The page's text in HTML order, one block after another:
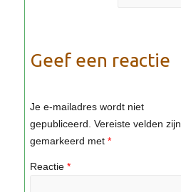
Geef een reactie
Je e-mailadres wordt niet
gepubliceerd. Vereiste velden zijn
gemarkeerd met *
Reactie *